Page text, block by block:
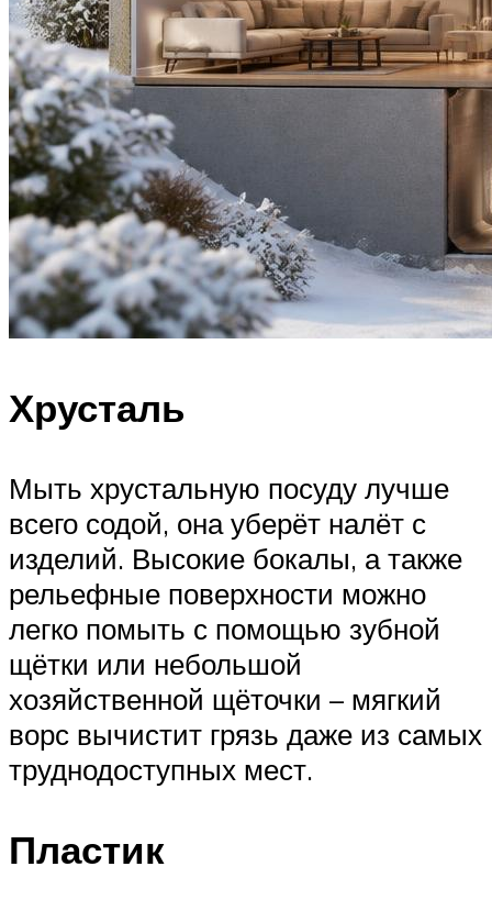
Хрусталь
Мыть хрустальную посуду лучше
всего содой, она уберёт налёт с
изделий. Высокие бокалы, а также
рельефные поверхности можно
легко помыть с помощью зубной
щётки или небольшой
хозяйственной щёточки – мягкий
ворс вычистит грязь даже из самых
труднодоступных мест.
Пластик